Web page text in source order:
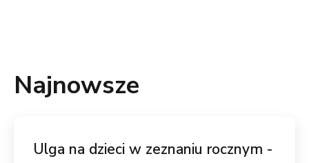
Najnowsze
Ulga na dzieci w zeznaniu rocznym -